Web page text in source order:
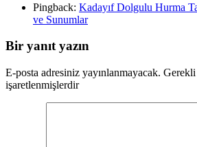
Pingback: Kadayıf Dolgulu Hurma
ve Sunumlar
Bir yanıt yazın
E-posta adresiniz yayınlanmayacak.
işaretlenmişlerdir